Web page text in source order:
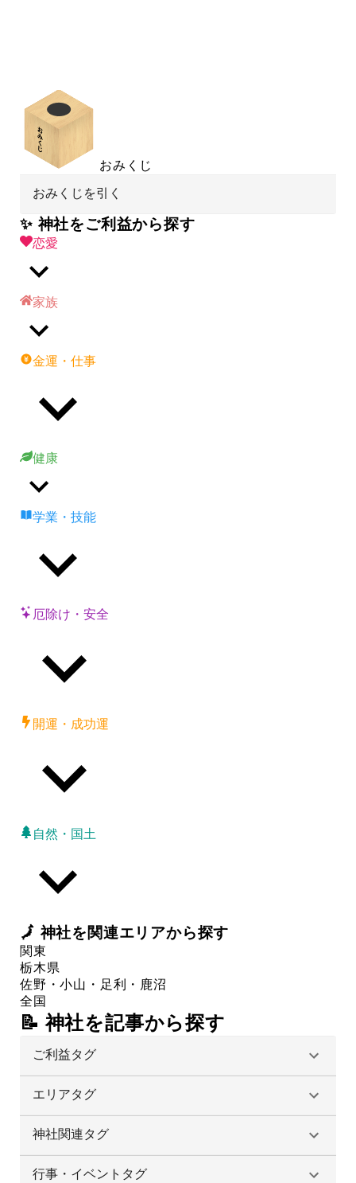
おみくじ
おみくじを引く
✨ 神社をご利益から探す
恋愛
家族
金運・仕事
健康
学業・技能
厄除け・安全
開運・成功運
自然・国土
🗾神社を関連エリアから探す
関東
栃木県
佐野・小山・足利・鹿沼
全国
📝 神社を記事から探す
ご利益タグ
エリアタグ
神社関連タグ
行事・イベントタグ